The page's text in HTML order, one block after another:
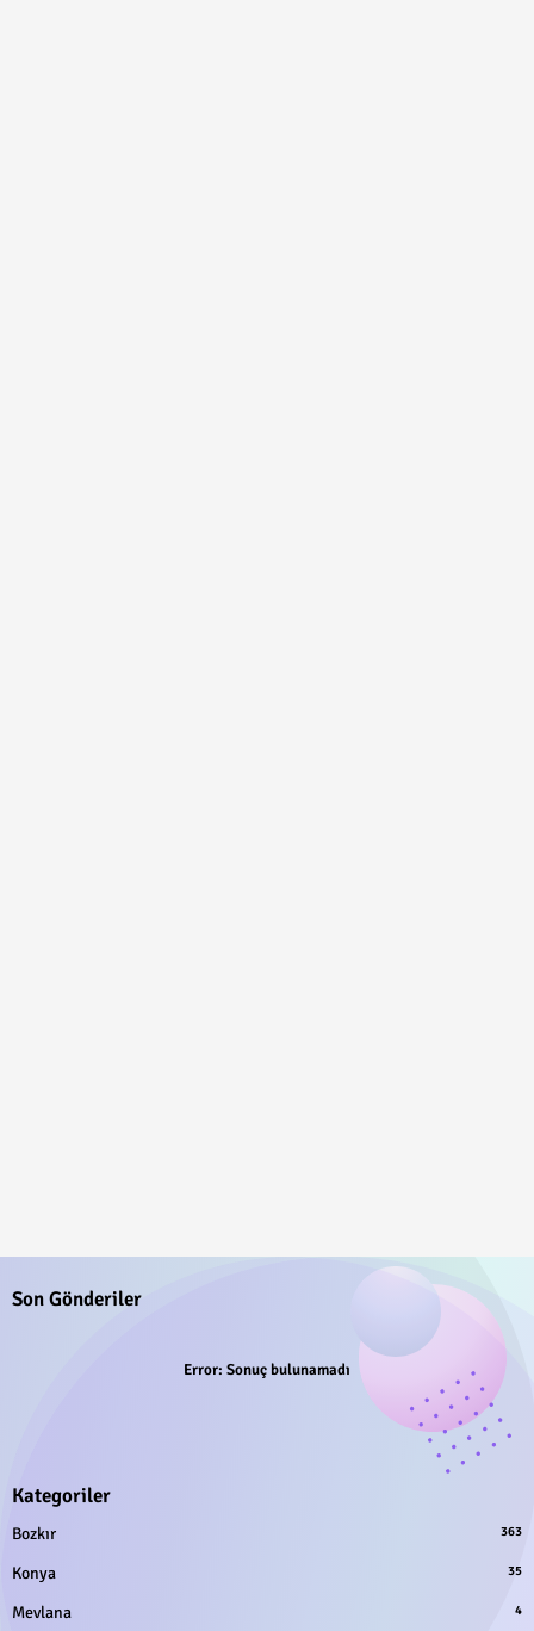
Son Gönderiler
Error: Sonuç bulunamadı
Kategoriler
Bozkır 363
Konya 35
Mevlana 4